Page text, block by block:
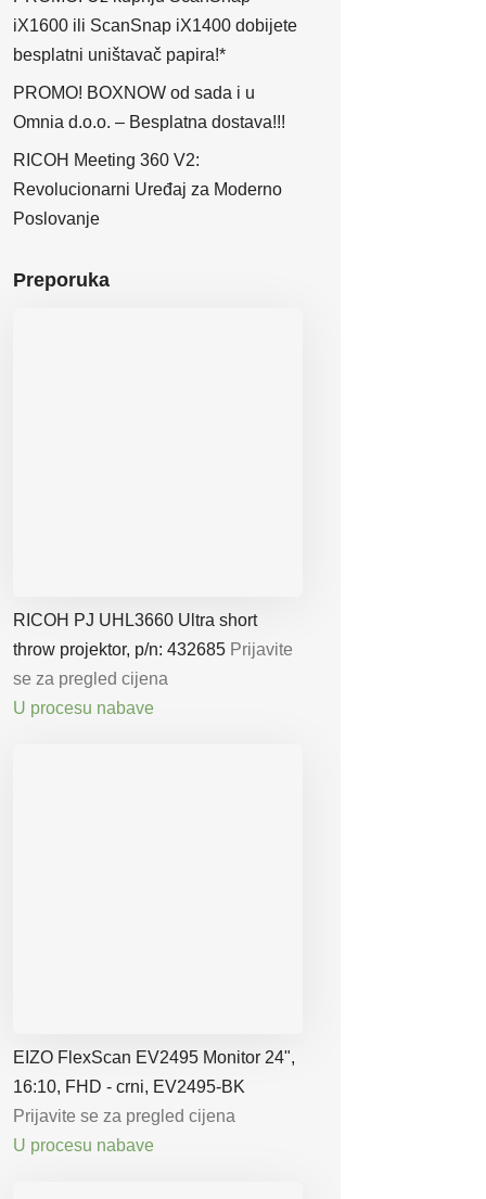
iX1600 ili ScanSnap iX1400 dobijete
besplatni uništavač papira!*
PROMO! BOXNOW od sada i u
Omnia d.o.o. – Besplatna dostava!!!
RICOH Meeting 360 V2:
Revolucionarni Uređaj za Moderno
Poslovanje
Preporuka
RICOH PJ UHL3660 Ultra short
throw projektor, p/n: 432685 Prijavite
se za pregled cijena
U procesu nabave
EIZO FlexScan EV2495 Monitor 24",
16:10, FHD - crni, EV2495-BK
Prijavite se za pregled cijena
U procesu nabave